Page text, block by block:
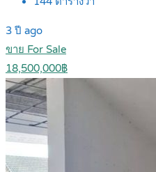
3 ปี ago
ขาย For Sale
18,500,000฿